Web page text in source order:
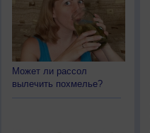
Может ли рассол
вылечить похмелье?